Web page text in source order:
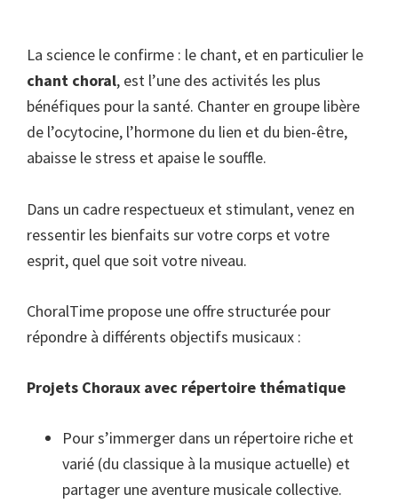
La science le confirme : le chant, et en particulier le
chant choral, est l’une des activités les plus
bénéfiques pour la santé. Chanter en groupe libère
de l’ocytocine, l’hormone du lien et du bien-être,
abaisse le stress et apaise le souffle.
Dans un cadre respectueux et stimulant, venez en
ressentir les bienfaits sur votre corps et votre
esprit, quel que soit votre niveau.
ChoralTime propose une offre structurée pour
répondre à différents objectifs musicaux :
Projets Choraux avec répertoire thématique
Pour s’immerger dans un répertoire riche et
varié (du classique à la musique actuelle) et
partager une aventure musicale collective.